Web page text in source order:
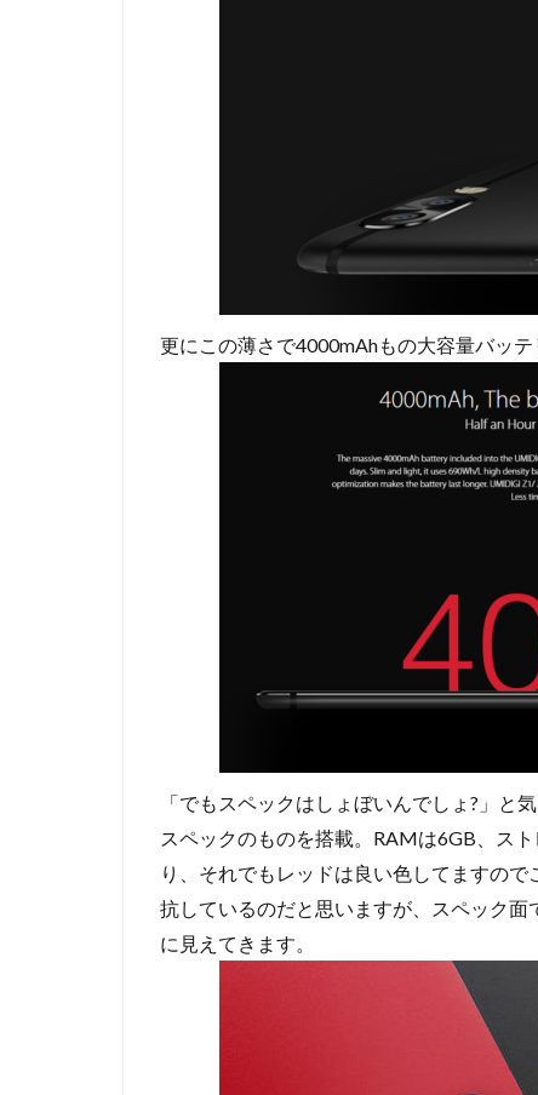
更にこの薄さで4000mAhもの大容量バッテ
「でもスペックはしょぼいんでしょ?」と
スペックのものを搭載。RAMは6GB、ス
り、それでもレッドは良い色してますの
抗しているのだと思いますが、スペック
に見えてきます。